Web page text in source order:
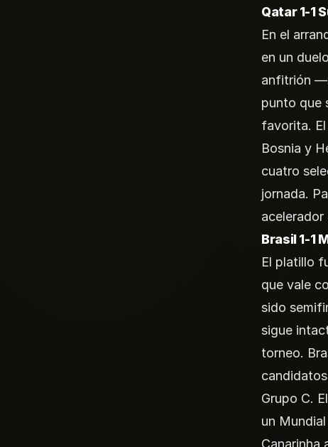
Qatar 1-1
En el
en un
anfitrión
punto que
favorita.
Bosnia y
cuatro
jornada.
acelerador
Brasil 1-1
El platillo
que vale
sido
sigue
torneo.
Grupo C.
un
Canarinha